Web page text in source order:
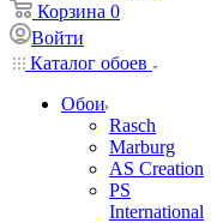
Корзина 0
Войти
Каталог обоев
Обои
Rasch
Marburg
AS Creation
PS
International